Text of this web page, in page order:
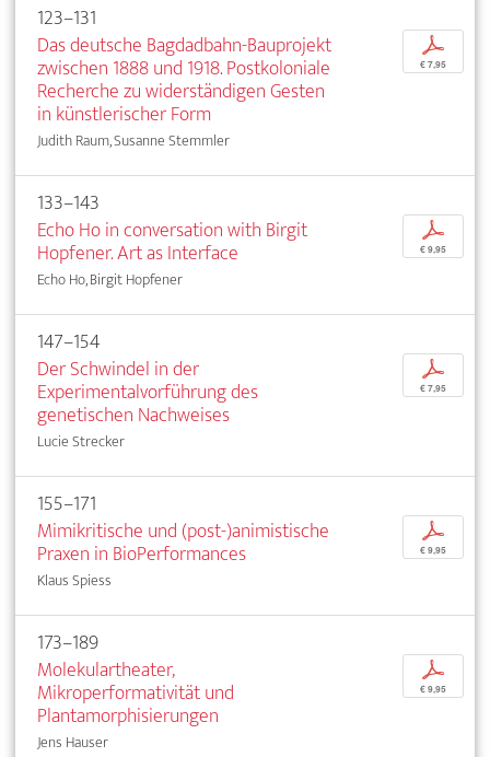
123–131
Das deutsche Bagdadbahn-Bauprojekt
zwischen 1888 und 1918. Postkoloniale
Recherche zu widerständigen Gesten
in künstlerischer Form
Judith Raum, Susanne Stemmler
p
€ 7,95
133–143
Echo Ho in conversation with Birgit
Hopfener. Art as Interface
Echo Ho, Birgit Hopfener
p
€ 9,95
147–154
Der Schwindel in der
Experimentalvorführung des
genetischen Nachweises
Lucie Strecker
p
€ 7,95
155–171
Mimikritische und (post-)animistische
Praxen in BioPerformances
Klaus Spiess
p
€ 9,95
173–189
Molekulartheater,
Mikroperformativität und
Plantamorphisierungen
Jens Hauser
p
€ 9,95